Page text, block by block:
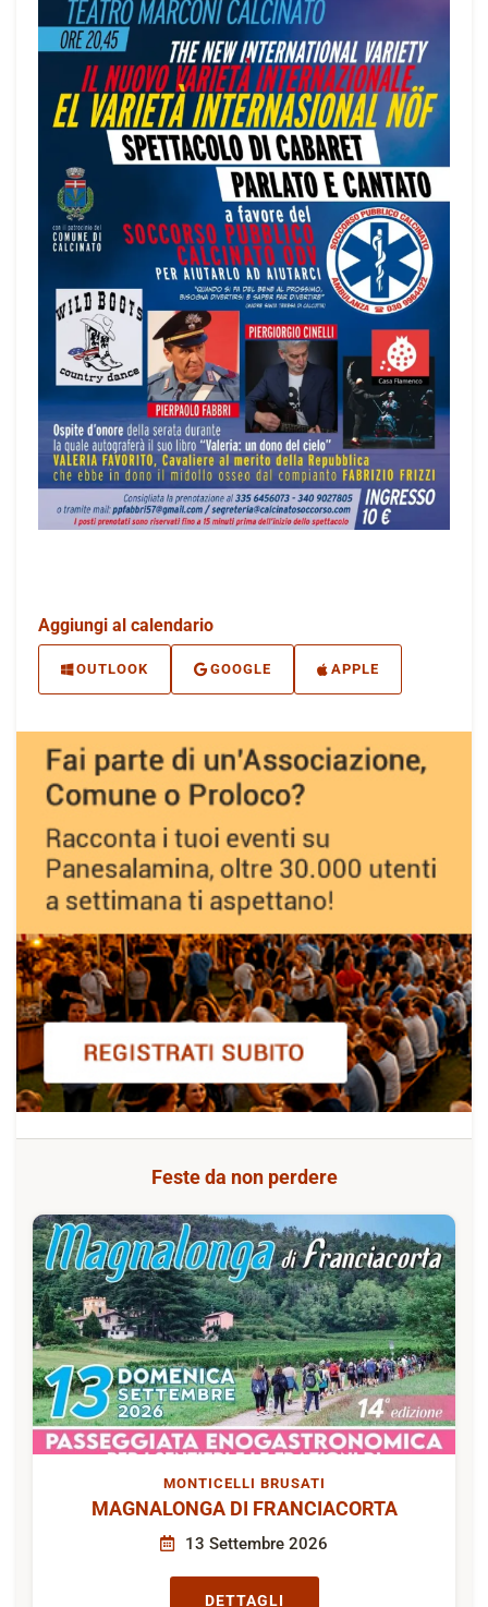
Aggiungi al calendario
OUTLOOK GOOGLE APPLE
Feste da non perdere
MONTICELLI BRUSATI
MAGNALONGA DI FRANCIACORTA
13 Settembre 2026
DETTAGLI